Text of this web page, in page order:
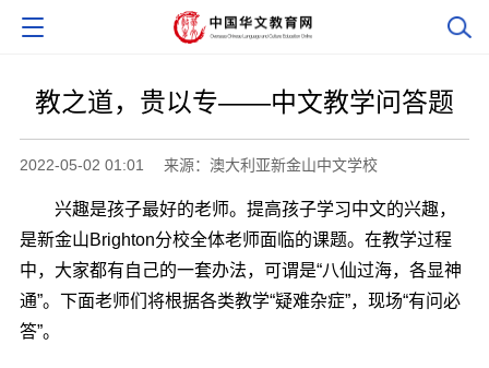
教之道，贵以专――中文教学问答题
2022-05-02 01:01 来源：澳大利亚新金山中文学校
兴趣是孩子最好的老师。提高孩子学习中文的兴趣，
是新金山Brighton分校全体老师面临的课题。在教学过程
中，大家都有自己的一套办法，可谓是“八仙过海，各显神
通”。下面老师们将根据各类教学“疑难杂症”，现场“有问必
答”。